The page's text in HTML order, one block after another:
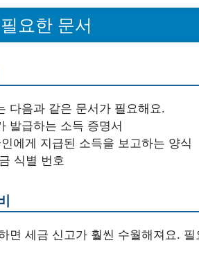
요한 문서
다음과 같은 문서가 필요해요.
발급하는 소득 증명서
에게 지급된 소득을 보고하는 양식
식별 번호
면 세금 신고가 훨씬 수월해져요.